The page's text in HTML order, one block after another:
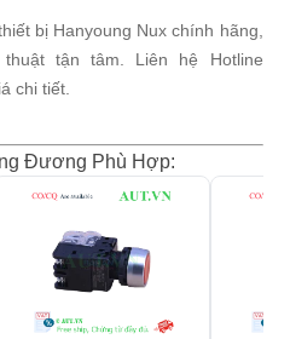
bị Hanyoung Nux chính hãng,
tận tâm. Liên hệ Hotline
chi tiết.
Đương Phù Hợp: